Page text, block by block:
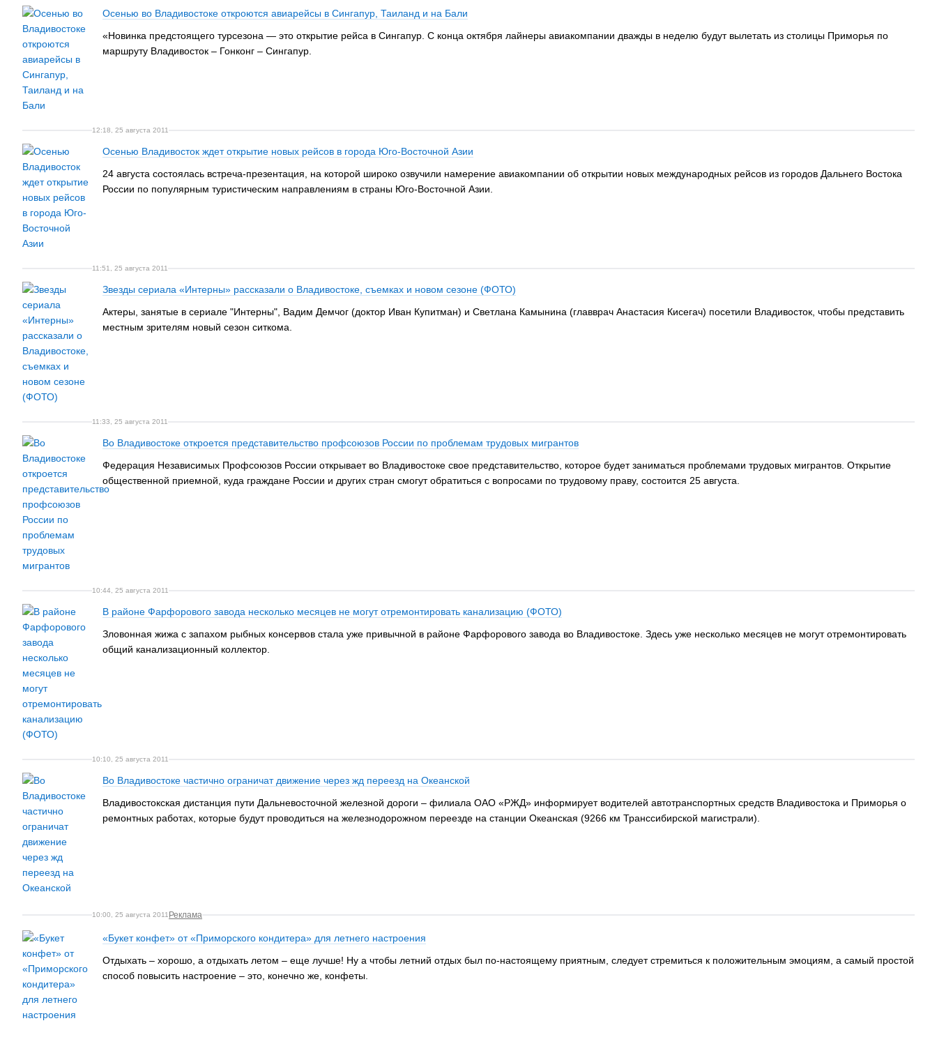
Осенью во Владивостоке откроются авиарейсы в Сингапур, Таиланд и на Бали
«Новинка предстоящего турсезона — это открытие рейса в Сингапур. С конца октября лайнеры авиакомпании дважды в неделю будут вылетать из столицы Приморья по
маршруту Владивосток – Гонконг – Сингапур.
12:18, 25 августа 2011
Осенью Владивосток ждет открытие новых рейсов в города Юго-Восточной Азии
24 августа состоялась встреча-презентация, на которой широко озвучили намерение авиакомпании об открытии новых международных рейсов из городов Дальнего Востока
России по популярным туристическим направлениям в страны Юго-Восточной Азии.
11:51, 25 августа 2011
Звезды сериала «Интерны» рассказали о Владивостоке, съемках и новом сезоне (ФОТО)
Актеры, занятые в сериале "Интерны", Вадим Демчог (доктор Иван Купитман) и Светлана Камынина (главврач Анастасия Кисегач) посетили Владивосток, чтобы представить
местным зрителям новый сезон ситкома.
11:33, 25 августа 2011
Во Владивостоке откроется представительство профсоюзов России по проблемам трудовых мигрантов
Федерация Независимых Профсоюзов России открывает во Владивостоке свое представительство, которое будет заниматься проблемами трудовых мигрантов. Открытие
общественной приемной, куда граждане России и других стран смогут обратиться с вопросами по трудовому праву, состоится 25 августа.
10:44, 25 августа 2011
В районе Фарфорового завода несколько месяцев не могут отремонтировать канализацию (ФОТО)
Зловонная жижа с запахом рыбных консервов стала уже привычной в районе Фарфорового завода во Владивостоке. Здесь уже несколько месяцев не могут отремонтировать
общий канализационный коллектор.
10:10, 25 августа 2011
Во Владивостоке частично ограничат движение через жд переезд на Океанской
Владивостокская дистанция пути Дальневосточной железной дороги – филиала ОАО «РЖД» информирует водителей автотранспортных средств Владивостока и Приморья о
ремонтных работах, которые будут проводиться на железнодорожном переезде на станции Океанская (9266 км Транссибирской магистрали).
10:00, 25 августа 2011 Реклама
«Букет конфет» от «Приморского кондитера» для летнего настроения
Отдыхать – хорошо, а отдыхать летом – еще лучше! Ну а чтобы летний отдых был по-настоящему приятным, следует стремиться к положительным эмоциям, а самый простой
способ повысить настроение – это, конечно же, конфеты.